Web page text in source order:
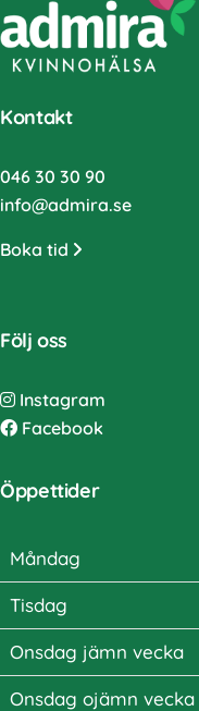
Kontakt
046 30 30 90
info@admira.se
Boka tid
Följ oss
Instagram
Facebook
Öppettider
Måndag
Tisdag
Onsdag jämn vecka
Onsdag ojämn vecka